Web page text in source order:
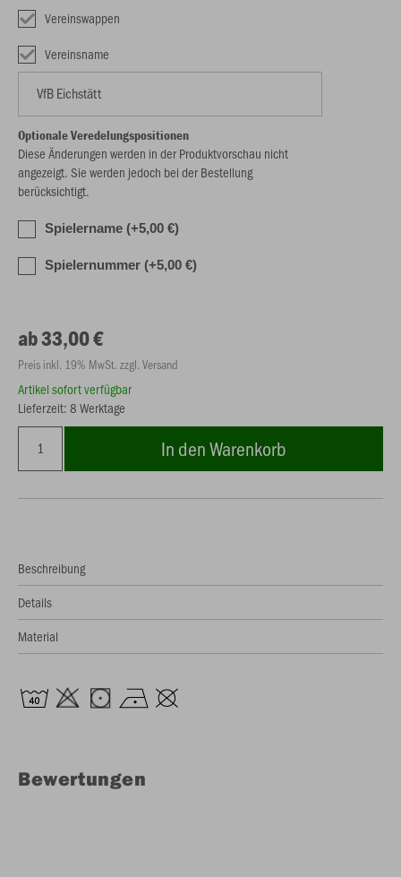
Vereinswappen
Vereinsname
Optionale Veredelungspositionen
Diese Änderungen werden in der Produktvorschau nicht
angezeigt. Sie werden jedoch bei der Bestellung
berücksichtigt.
Spielername (+5,00 €)
Spielernummer (+5,00 €)
ab 33,00 €
Preis inkl. 19% MwSt. zzgl. Versand
Artikel sofort verfügbar
Lieferzeit: 8 Werktage
In den Warenkorb
Beschreibung
Details
Material
Bewertungen